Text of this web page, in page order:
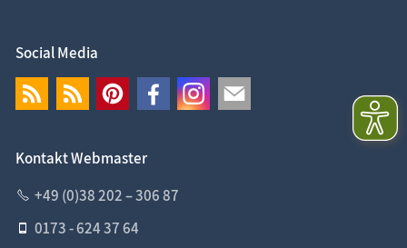
Social Media
Kontakt Webmaster
+49 (0)38 202 – 306 87
0173 - 624 37 64